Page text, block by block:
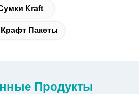
Kraft
Крафт-Пакеты
Продукты